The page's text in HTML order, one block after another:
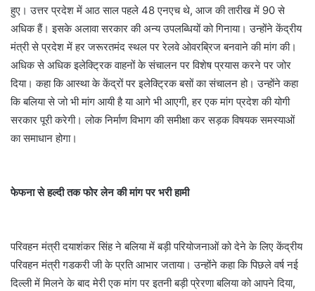
हुए। उत्तर प्रदेश में आठ साल पहले 48 एनएच थे, आज की तारीख में 90 से
अधिक हैं। इसके अलावा सरकार की अन्य उपलब्धियों को गिनाया। उन्होंने केंद्रीय
मंत्री से प्रदेश में हर जरूरतमंद स्थल पर रेलवे ओवरब्रिज बनवाने की मांग की।
अधिक से अधिक इलेक्ट्रिक वाहनों के संचालन पर विशेष प्रयास करने पर जोर
दिया। कहा कि आस्था के केंद्रों पर इलेक्ट्रिक बसों का संचालन हो। उन्होंने कहा
कि बलिया से जो भी मांग आयी है या आगे भी आएगी, हर एक मांग प्रदेश की योगी
सरकार पूरी करेगी। लोक निर्माण विभाग की समीक्षा कर सड़क विषयक समस्याओं
का समाधान होगा।
फेफना से हल्दी तक फोर लेन की मांग पर भरी हामी
परिवहन मंत्री दयाशंकर सिंह ने बलिया में बड़ी परियोजनाओं को देने के लिए केंद्रीय
परिवहन मंत्री गडकरी जी के प्रति आभार जताया। उन्होंने कहा कि पिछले वर्ष नई
दिल्ली में मिलने के बाद मेरी एक मांग पर इतनी बड़ी प्रेरणा बलिया को आपने दिया,